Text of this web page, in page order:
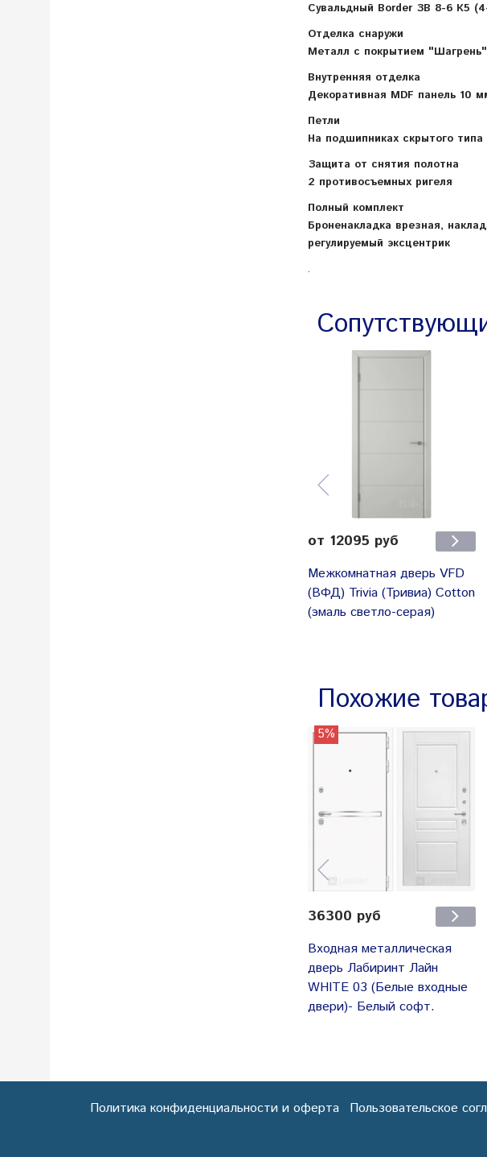
Сувальдный Border ЗВ 8-6 К5
Отделка снаружи
Металл с покрытием
Внутренняя отделка
Декоративная MDF панель 10
Петли
На подшипниках скрытого
Защита от снятия полотна
2 противосъемных ригеля
Полный комплект
Броненакладка врезная,
регулируемый эксцентрик
.
от 12095 руб
Межкомнатная дверь VFD
(ВФД) Trivia (Тривиа) Cotton
(эмаль светло-серая)
Похожие
5%
36300 руб
Входная металлическая
дверь Лабиринт Лайн
WHITE 03 (Белые входные
двери)- Белый софт.
Политика конфиденциальности и оферта Пользовательское